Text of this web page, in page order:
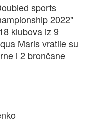
sports
2022"
klubova iz 9
Maris vratile su
i 2 brončane